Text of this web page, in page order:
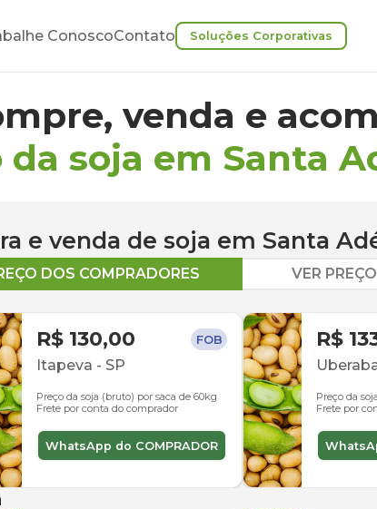
ConoscoContato Soluções Corporativas
venda e
da soja em Santa
e venda de soja em Santa
DOS COMPRADORES VER
R$ 130,00 FOB
Itapeva - SP
Preço da soja (bruto) por saca de 60kg
Frete por conta do comprador
WhatsApp do COMPRADOR
R$
Preço da
Frete por